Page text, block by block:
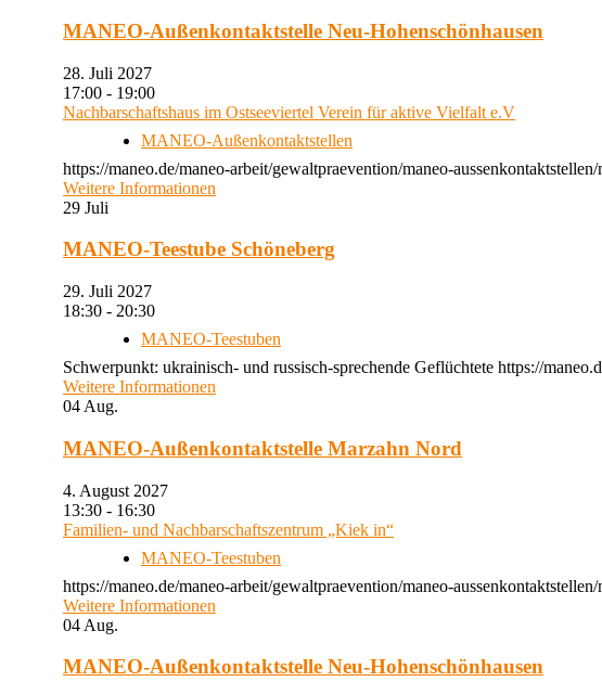
MANEO-Außenkontaktstelle Neu-Hohenschönhausen
28. Juli 2027
17:00 - 19:00
Nachbarschaftshaus im Ostseeviertel Verein für aktive Vielfalt e.V
MANEO-Außenkontaktstellen
https://maneo.de/maneo-arbeit/gewaltpraevention/maneo-
Weitere Informationen
29 Juli
MANEO-Teestube Schöneberg
29. Juli 2027
18:30 - 20:30
MANEO-Teestuben
Schwerpunkt: ukrainisch- und russisch-sprechende Geflüchtete https://
Weitere Informationen
04 Aug.
MANEO-Außenkontaktstelle Marzahn Nord
4. August 2027
13:30 - 16:30
Familien- und Nachbarschaftszentrum „Kiek in“
MANEO-Teestuben
https://maneo.de/maneo-arbeit/gewaltpraevention/maneo-
Weitere Informationen
04 Aug.
MANEO-Außenkontaktstelle Neu-Hohenschönhausen